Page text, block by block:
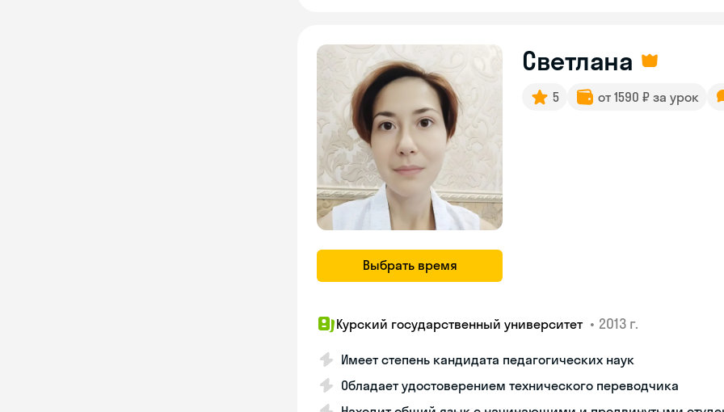
Выбрать время
Светлана
5 от 1590 ₽ за урок
Курский государственный университет • 2013 г.
Имеет степень кандидата педагогических наук
Обладает удостоверением технического переводчика